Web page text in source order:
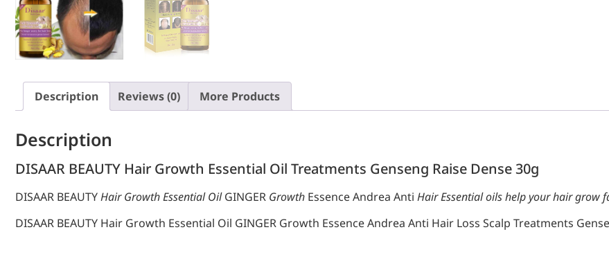
Description Reviews (0) More Products
Description
DISAAR BEAUTY Hair Growth Essential Oil Treatments Genseng Raise Dense 30g
DISAAR BEAUTYHair Growth Essential OilGINGER Growth Essence Andrea Anti Hair Essential oils help your hair grow
DISAAR BEAUTY Hair Growth Essential Oil GINGER Growth Essence Andrea Anti Hair Loss Scalp Treatments